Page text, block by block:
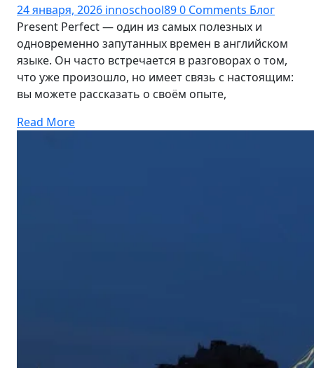
24 января, 2026 innoschool890 Comments Блог
Present Perfect — один из самых полезных и
одновременно запутанных времен в английском
языке. Он часто встречается в разговорах о том,
что уже произошло, но имеет связь с настоящим:
вы можете рассказать о своём опыте,
Read More